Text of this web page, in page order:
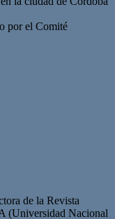
por el Comité
de la Revista
(Universidad Nacional